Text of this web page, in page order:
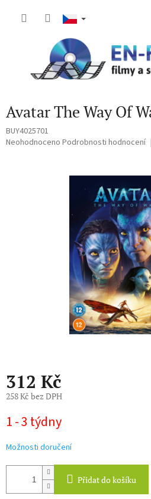
Avatar The Way Of
BUY4025701
Průměrné
Neohodnoceno Podrobnosti hodnocení
312 Kč
258 Kč bez DPH
cena:
1 - 3 týdny
Možnosti doručení
Přidat do košíku